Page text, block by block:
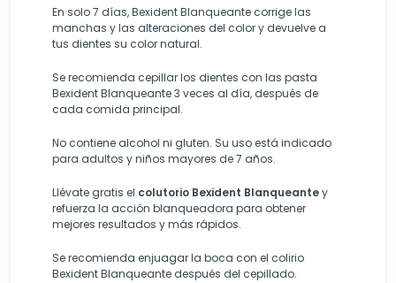
En solo 7 días, Bexident Blanqueante corrige las
manchas y las alteraciones del color y devuelve a
tus dientes su color natural.
Se recomienda cepillar los dientes con las pasta
Bexident Blanqueante 3 veces al día, después de
cada comida principal.
No contiene alcohol ni gluten. Su uso está indicado
para adultos y niños mayores de 7 años.
Llévate gratis el colutorio Bexident Blanqueantey
refuerza la acción blanqueadora para obtener
mejores resultados y más rápidos.
Se recomienda enjuagar la boca con el colirio
Bexident Blanqueante después del cepillado.